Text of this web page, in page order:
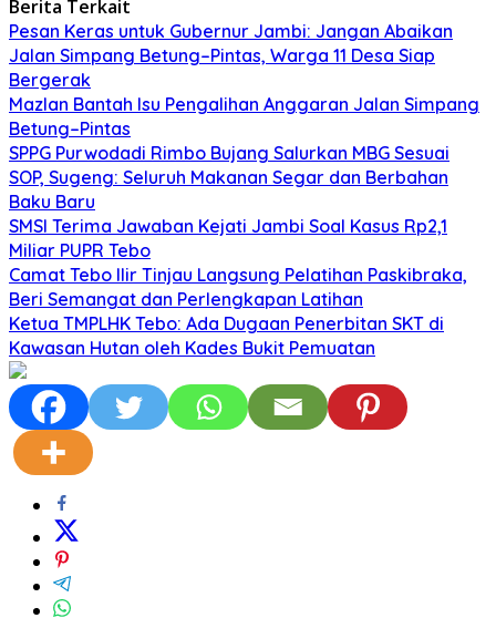
Berita Terkait
Pesan Keras untuk Gubernur Jambi: Jangan Abaikan
Jalan Simpang Betung–Pintas, Warga 11 Desa Siap
Bergerak
Mazlan Bantah Isu Pengalihan Anggaran Jalan Simpang
Betung–Pintas
SPPG Purwodadi Rimbo Bujang Salurkan MBG Sesuai
SOP, Sugeng: Seluruh Makanan Segar dan Berbahan
Baku Baru
SMSI Terima Jawaban Kejati Jambi Soal Kasus Rp2,1
Miliar PUPR Tebo
Camat Tebo Ilir Tinjau Langsung Pelatihan Paskibraka,
Beri Semangat dan Perlengkapan Latihan
Ketua TMPLHK Tebo: Ada Dugaan Penerbitan SKT di
Kawasan Hutan oleh Kades Bukit Pemuatan